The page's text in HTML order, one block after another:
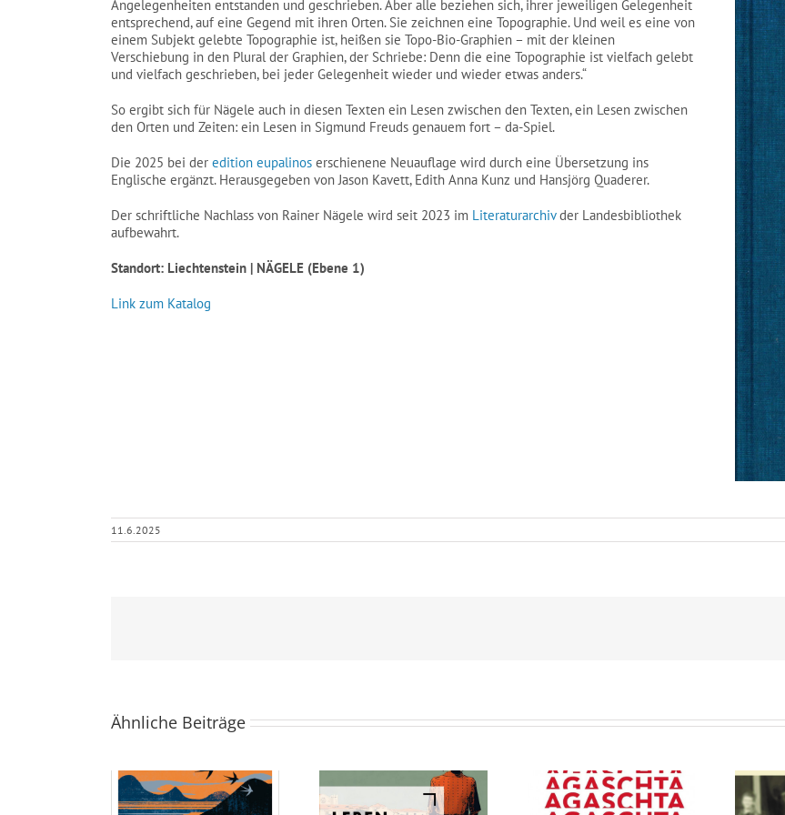
Angelegenheiten entstanden und geschrieben. Aber alle beziehen sich, ihrer jeweiligen Gelegenheit
entsprechend, auf eine Gegend mit ihren Orten. Sie zeichnen eine Topographie. Und weil es eine von
einem Subjekt gelebte Topographie ist, heißen sie Topo-Bio-Graphien – mit der kleinen
Verschiebung in den Plural der Graphien, der Schriebe: Denn die eine Topographie ist vielfach gelebt
und vielfach geschrieben, bei jeder Gelegenheit wieder und wieder etwas anders.“
So ergibt sich für Nägele auch in diesen Texten ein Lesen zwischen den Texten, ein Lesen zwischen
den Orten und Zeiten: ein Lesen in Sigmund Freuds genauem fort – da-Spiel.
Die 2025 bei der edition eupalinoserschienene Neuauflage wird durch eine Übersetzung ins
Englische ergänzt. Herausgegeben von Jason Kavett, Edith Anna Kunz und Hansjörg Quaderer.
Der schriftliche Nachlass von Rainer Nägele wird seit 2023 im Literaturarchivder Landesbibliothek
aufbewahrt.
Standort: Liechtenstein | NÄGELE(Ebene 1)
Link zum Katalog
11.6.2025
Ähnliche Beiträge